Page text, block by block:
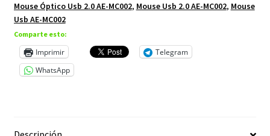
Mouse Óptico Usb 2.0 AE-MC002, Mouse Usb 2.0 AE-MC002, Mouse
Usb AE-MC002
Comparte esto:
Imprimir
Telegram
WhatsApp